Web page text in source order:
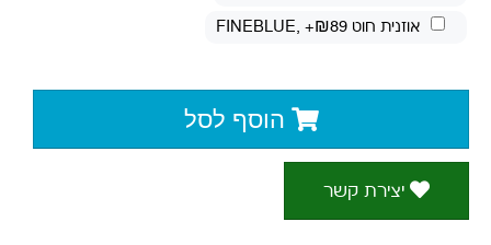
אוזנית חוט FINEBLUE , +₪89
הוסף לסל
יצירת קשר